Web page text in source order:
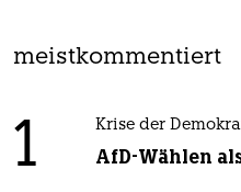
meistkommentiert
1 Krise der
AfD-Wählen